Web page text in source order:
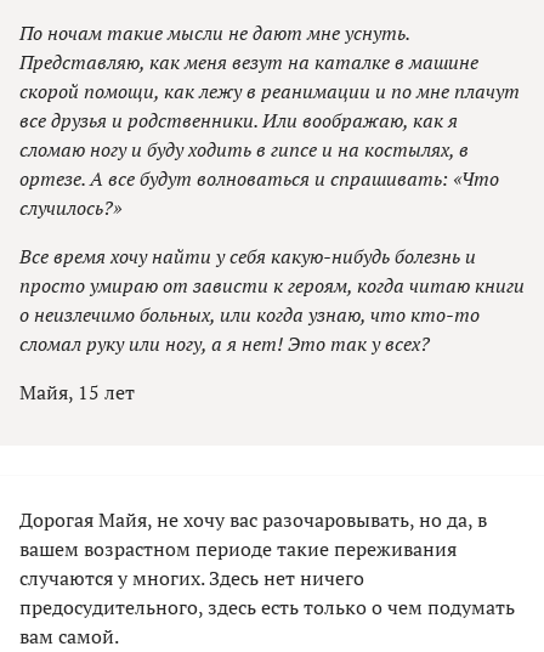
По ночам такие мысли не дают мне уснуть.
Представляю, как меня везут на каталке в машине
скорой помощи, как лежу в реанимации и по мне плачут
все друзья и родственники. Или воображаю, как я
сломаю ногу и буду ходить в гипсе и на костылях, в
ортезе. А все будут волноваться и спрашивать: «Что
случилось?»
Все время хочу найти у себя какую-нибудь болезнь и
просто умираю от зависти к героям, когда читаю книги
о неизлечимо больных, или когда узнаю, что кто-то
сломал руку или ногу, а я нет! Это так у всех?
Майя, 15 лет
Дорогая Майя, не хочу вас разочаровывать, но да, в
вашем возрастном периоде такие переживания
случаются у многих. Здесь нет ничего
предосудительного, здесь есть только о чем подумать
вам самой.